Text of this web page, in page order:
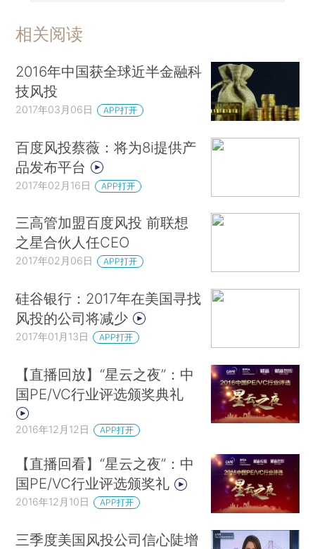
相关阅读
2016年中国获全球近半金融科
技风投
2017年03月06日 APP打开
百度风投蔡薇：将为8i提供产
品发布平台
2017年02月16日 APP打开
三高管加盟百度风投 前联想
之星合伙人任CEO
2017年02月06日 APP打开
硅谷银行：2017年在美国寻找
风投的公司将减少
2017年01月13日 APP打开
【直播回放】“星云之夜”：中
国PE/VC行业评选颁奖典礼
2016年12月12日 APP打开
【直播回看】“星云之夜”：中
国PE/VC行业评选颁奖礼
2016年12月10日 APP打开
三季度美国风投公司信心陡增